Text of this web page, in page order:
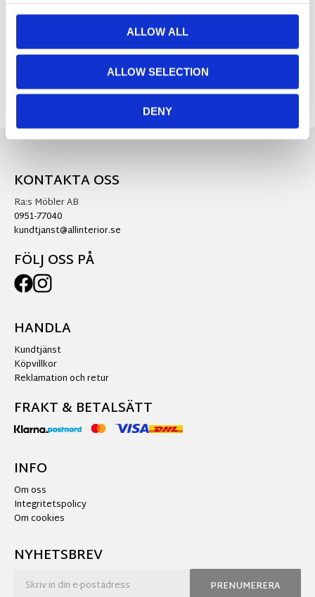
ALLOW ALL
ALLOW SELECTION
DENY
Visa alla produkter från Star Trading
KONTAKTA OSS
Ra:s Möbler AB
0951-77040
kundtjanst@allinterior.se
FÖLJ OSS PÅ
HANDLA
Kundtjänst
Köpvillkor
Reklamation och retur
FRAKT & BETALSÄTT
INFO
Om oss
Integritetspolicy
Om cookies
NYHETSBREV
PRENUMERERA